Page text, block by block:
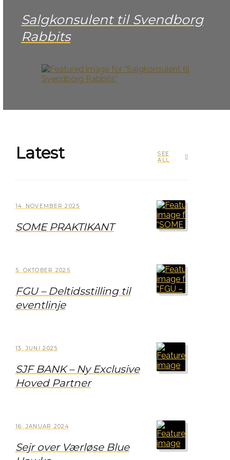
Salgkonsulent til Svendborg
Rabbits
Latest
SEE
ALL
14. NOVEMBER 2025
SOME PRAKTIKANT
5. OKTOBER 2025
FGU – Deltidsstilling til
eventlinje
13. JUNI 2025
SJF BANK – Ny Exclusive
Hoved Partner
16. JANUAR 2024
Sejr over Værløse Blue